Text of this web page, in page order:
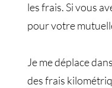
les frais. Si vous
pour votre
Je me déplace
des frais